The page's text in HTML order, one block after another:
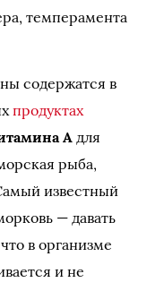
темперамента
содержатся в
продуктах
A для
рыба,
известный
— давать
в организме
и не